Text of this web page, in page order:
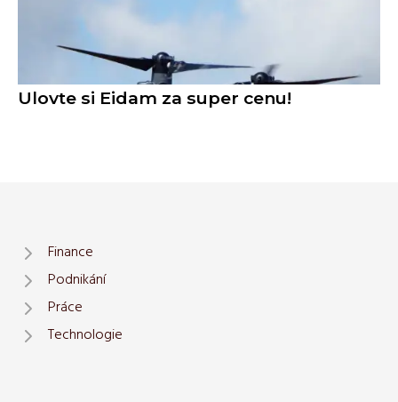
Ulovte si Eidam za super cenu!
Finance
Podnikání
Práce
Technologie